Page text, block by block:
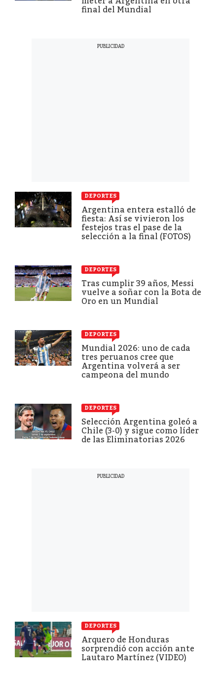
final del Mundial
DEPORTES
Argentina entera estalló de
fiesta: Así se vivieron los
festejos tras el pase de la
selección a la final (FOTOS)
DEPORTES
Tras cumplir 39 años, Messi
vuelve a soñar con la Bota de
Oro en un Mundial
DEPORTES
Mundial 2026: uno de cada
tres peruanos cree que
Argentina volverá a ser
campeona del mundo
DEPORTES
Selección Argentina goleó a
Chile (3-0) y sigue como líder
de las Eliminatorias 2026
DEPORTES
Arquero de Honduras
sorprendió con acción ante
Lautaro Martínez (VIDEO)